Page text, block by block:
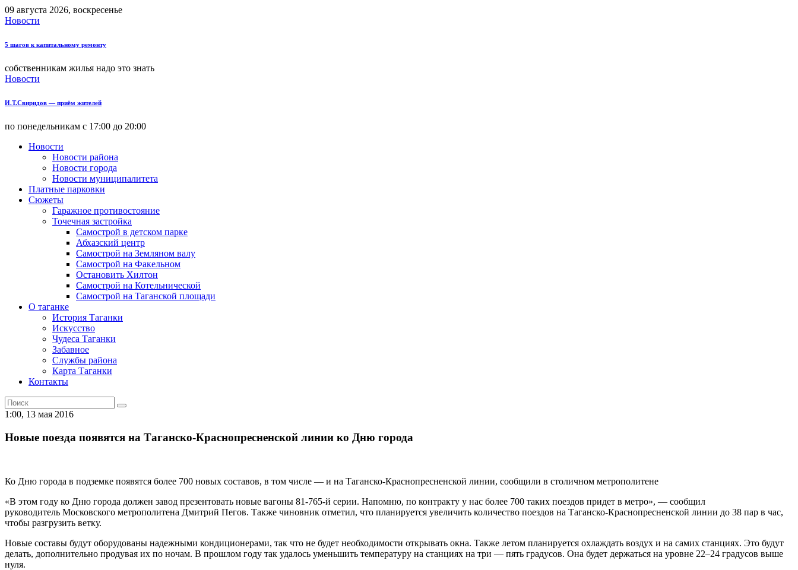
09 августа 2026, воскресенье
Новости
5 шагов к капитальному ремонту
собственникам жилья надо это знать
Новости
И.Т.Свиридов — приём жителей
по понедельникам с 17:00 до 20:00
Новости
Новости района
Новости города
Новости муниципалитета
Платные парковки
Сюжеты
Гаражное противостояние
Точечная застройка
Самострой в детском парке
Абхазский центр
Самострой на Земляном валу
Самострой на Факельном
Остановить Хилтон
Самострой на Котельнической
Самострой на Таганской площади
О таганке
История Таганки
Искусство
Чудеса Таганки
Забавное
Службы района
Карта Таганки
Контакты
1:00, 13 мая 2016
Новые поезда появятся на Таганско-Краснопресненской линии ко Дню города
Ко Дню города в подземке появятся более 700 новых составов, в том числе — и на Таганско-Краснопресненской линии, сообщили в столичном метрополитене
«В этом году ко Дню города должен завод презентовать новые вагоны 81-765-й серии. Напомню, по контракту у нас более 700 таких поездов придет в метро», — сообщил
руководитель Московского метрополитена Дмитрий Пегов. Также чиновник отметил, что планируется увеличить количество поездов на Таганско-Краснопресненской линии до 38 пар в час,
чтобы разгрузить ветку.
Новые составы будут оборудованы надежными кондиционерами, так что не будет необходимости открывать окна. Также летом планируется охлаждать воздух и на самих станциях. Это будут
делать, дополнительно продувая их по ночам. В прошлом году так удалось уменьшить температуру на станциях на три — пять градусов. Она будет держаться на уровне 22–24 градусов выше
нуля.